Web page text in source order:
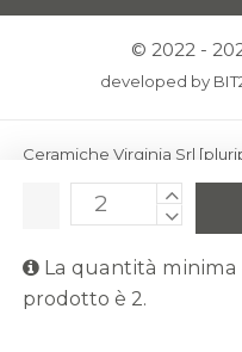
La quantità
prodotto è 2.
© 2022 -
developed by
Ceramiche Virginia Srl
euro i.v.] - Via Virginio 378